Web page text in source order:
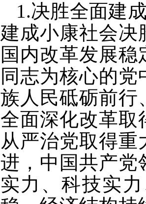
1.决胜全面建
建成小康社会决
国内改革发展
同志为核心的
族人民砥砺前行
全面深化改革取
从严治党取得
进，中国共产党
实力、科技实